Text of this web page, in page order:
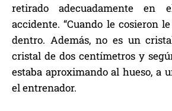
retirado adecuadamente en
accidente. “Cuando le cosieron
dentro. Además, no es un
cristal de dos centímetros y
estaba aproximando al hueso, a
el entrenador.